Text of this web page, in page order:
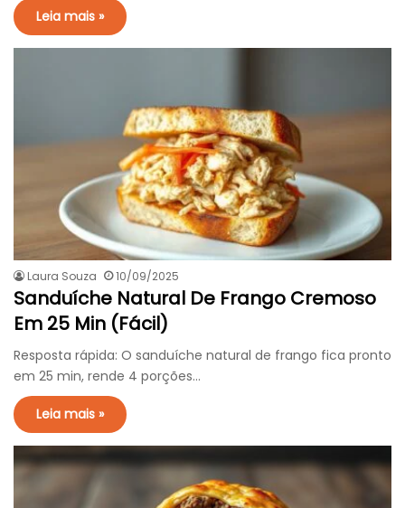
Leia mais »
Laura Souza 10/09/2025
Sanduíche Natural De Frango Cremoso
Em 25 Min (Fácil)
Resposta rápida: O sanduíche natural de frango fica pronto
em 25 min, rende 4 porções…
Leia mais »